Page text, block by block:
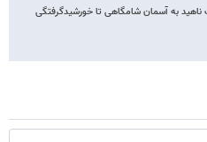
به آسمان شامگاهی تا خورشیدگرفتگی